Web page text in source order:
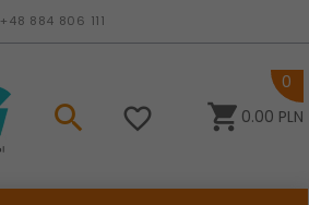
+48 884 806 111
0.00 PLN
0